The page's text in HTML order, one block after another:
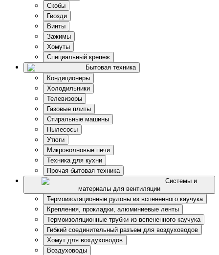
Скобы
Гвозди
Винты
Зажимы
Хомуты
Специальный крепеж
Бытовая техника
Кондиционеры
Холодильники
Телевизоры
Газовые плиты
Стиральные машины
Пылесосы
Утюги
Микроволновые печи
Техника для кухни
Прочая бытовая техника
Системы и
материалы для вентиляции
Термоизоляционные рулоны из вспененного каучука
Крепления, прокладки, алюминиевые ленты
Термоизоляционные трубки из вспененного каучука
Гибкий соединительный разъем для воздуховодов
Хомут для вохдуховодов
Воздуховоды